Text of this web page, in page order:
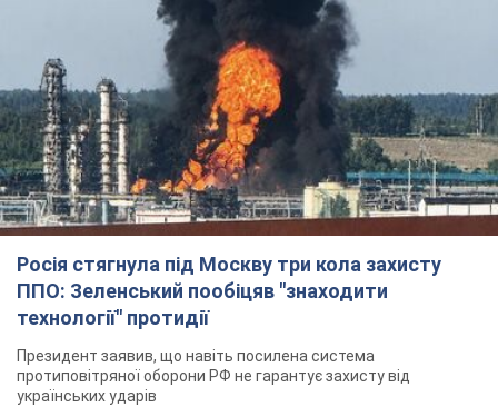
Росія стягнула під Москву три кола захисту
ППО: Зеленський пообіцяв "знаходити
технології" протидії
Президент заявив, що навіть посилена система
протиповітряної оборони РФ не гарантує захисту від
українських ударів